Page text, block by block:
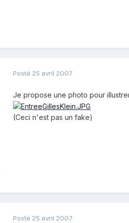
Posté 25 avril 2007
Je propose une photo pour
(Ceci n'est pas un fake)
Posté 25 avril 2007